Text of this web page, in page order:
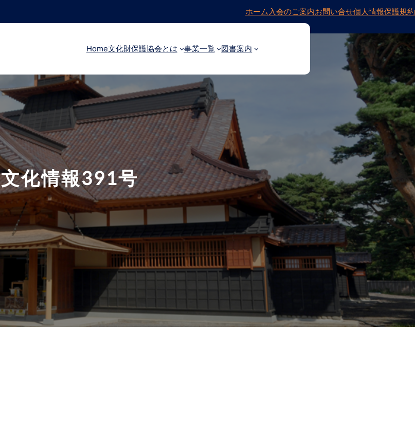
ホーム入会のご案内お問い合せ個人情報保護規約
Home文化財保護協会とは 事業一覧 図書案内
文化情報391号